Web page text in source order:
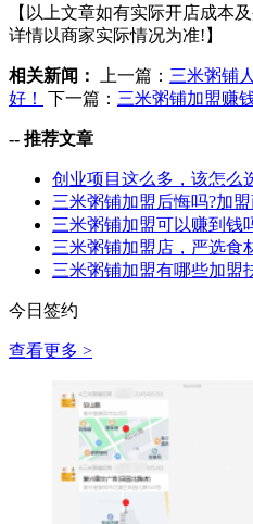
【以上文章如有实际开店成本
详情以商家实际情况为准!】
相关新闻： 上一篇： 三米粥铺
好！
下一篇： 三米粥铺加盟赚
-- 推荐文章
创业项目这么多，该怎么
三米粥铺加盟后悔吗?加
三米粥铺加盟可以赚到钱
三米粥铺加盟店，严选食
三米粥铺加盟有哪些加盟
今日签约
查看更多 >